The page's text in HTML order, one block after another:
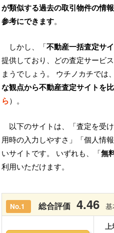
が類似する過去の取引物件の情
参考にできます。
しかし、「不動産一括査定サ
提供しており、どの査定サービ
まうでしょう。 ウチノカチでは、
な観点から不動産査定サイトを
ら）。
以下のサイトは、「査定を受
用時の入力しやすさ」「個人情
いサイトです。 いずれも、「無
利用いただけます。